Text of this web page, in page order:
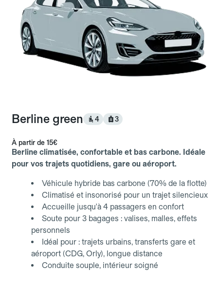
Berline green 4 3
À partir de 15€
Berline climatisée, confortable et bas carbone. Idéale
pour vos trajets quotidiens, gare ou aéroport.
Véhicule hybride bas carbone (70% de la flotte)
Climatisé et insonorisé pour un trajet silencieux
Accueille jusqu'à 4 passagers en confort
Soute pour 3 bagages : valises, malles, effets
personnels
Idéal pour : trajets urbains, transferts gare et
aéroport (CDG, Orly), longue distance
Conduite souple, intérieur soigné